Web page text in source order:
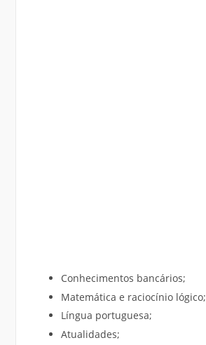
Conhecimentos bancários;
Matemática e raciocínio lógico;
Língua portuguesa;
Atualidades;